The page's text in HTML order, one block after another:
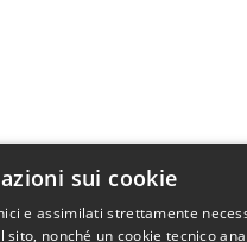
sui cookie
e assimilati strettamente
nonché un cookie tecnico